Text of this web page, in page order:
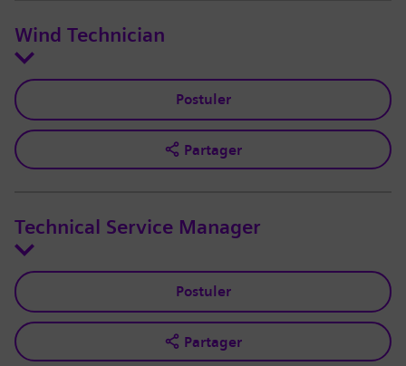
Wind Technician
Postuler
Partager
Technical Service Manager
Postuler
Partager